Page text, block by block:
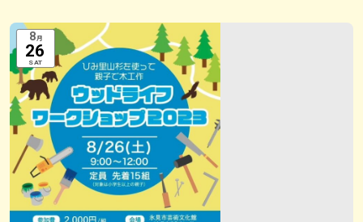
8月
26
SAT